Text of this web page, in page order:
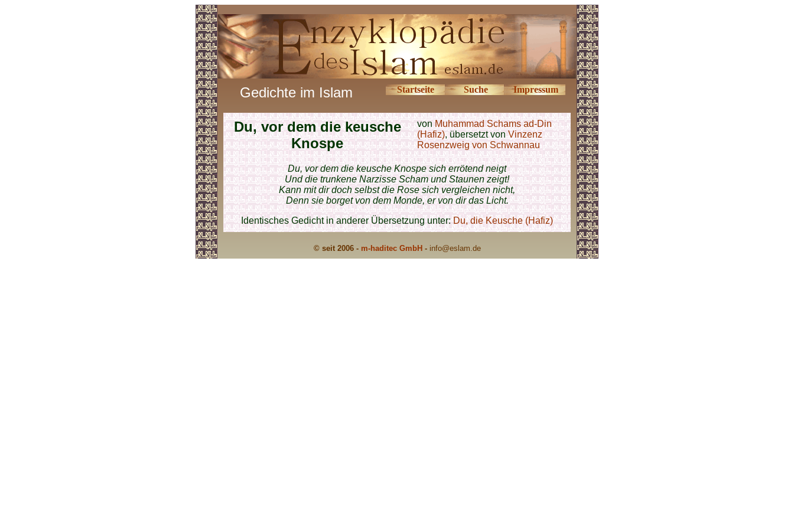
Gedichte im Islam Startseite Suche Impressum
Du, vor dem die keusche
Knospe
vonMuhammad Schams ad-Din
(Hafiz), übersetzt vonVinzenz
Rosenzweig von Schwannau
Du, vor dem die keusche Knospe sich errötend neigt
Und die trunkene Narzisse Scham und Staunen zeigt!
Kann mit dir doch selbst die Rose sich vergleichen nicht,
Denn sie borget von dem Monde, er von dir das Licht.
Identisches Gedicht in anderer Übersetzung unter:Du, die Keusche (Hafiz)
© seit 2006 - m-haditec GmbH - info@eslam.de